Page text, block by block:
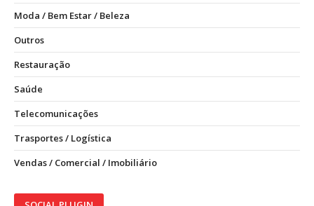
Moda / Bem Estar / Beleza
Outros
Restauração
Saúde
Telecomunicações
Trasportes / Logística
Vendas / Comercial / Imobiliário